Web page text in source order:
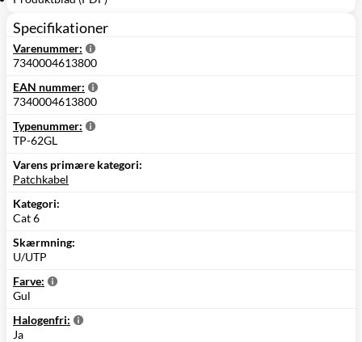
Specifikationer
Varenummer:
7340004613800
EAN nummer:
7340004613800
Typenummer:
TP-62GL
Varens primære kategori:
Patchkabel
Kategori:
Cat 6
Skærmning:
U/UTP
Farve:
Gul
Halogenfri:
Ja